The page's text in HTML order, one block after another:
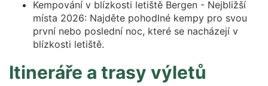
Kempování v blízkosti letiště Bergen - Nejbližší
místa 2026: Najděte pohodlné kempy pro svou
první nebo poslední noc, které se nacházejí v
blízkosti letiště.
Itineráře a trasy výletů